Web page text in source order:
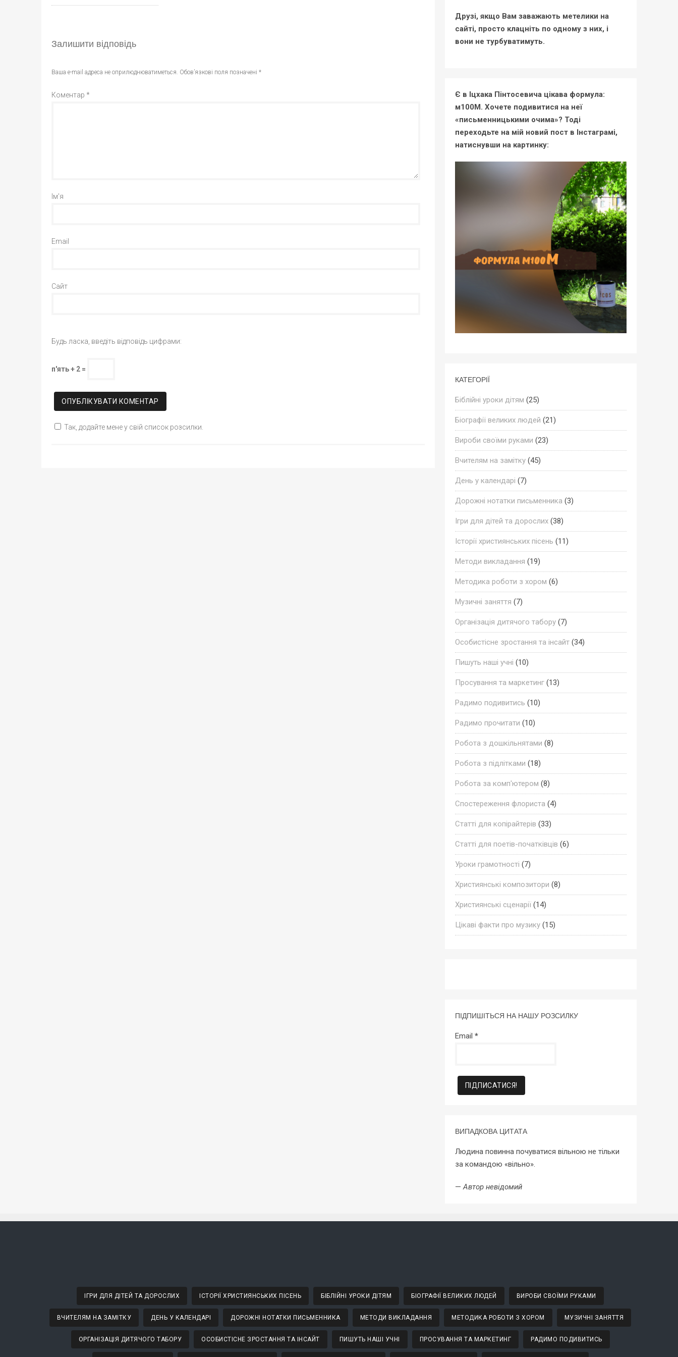
Залишити відповідь
Ваша e-mail адреса не оприлюднюватиметься. Обов’язкові поля позначені *
Коментар *
Ім'я
Email
Сайт
Будь ласка, введіть відповідь цифрами:
п'ять + 2 =
Так, додайте мене у свій список розсилки.
Друзі, якщо Вам заважають метелики на
сайті, просто клацніть по одному з них, і
вони не турбуватимуть.
Є в Іцхака Пінтосевича цікава формула:
м100М. Хочете подивитися на неї
«письменницькими очима»? Тоді
переходьте на мій новий пост в Інстаграмі,
натиснувши на картинку:
КАТЕГОРІЇ
Біблійні уроки дітям (25)
Біографії великих людей (21)
Вироби своїми руками (23)
Вчителям на замітку(45)
День у календарі (7)
Дорожні нотатки письменника (3)
Ігри для дітей та дорослих(38)
Історії християнських пісень (11)
Методи викладання (19)
Методика роботи з хором (6)
Музичні заняття (7)
Організація дитячого табору(7)
Особистісне зростання та інсайт(34)
Пишуть наші учні (10)
Просування та маркетинг(13)
Радимо подивитись (10)
Радимо прочитати (10)
Робота з дошкільнятами (8)
Робота з підлітками (18)
Робота за комп'ютером (8)
Спостереження флориста (4)
Статті для копірайтерів (33)
Статті для поетів-початківців (6)
Уроки грамотності (7)
Християнські композитори (8)
Християнські сценарії(14)
Цікаві факти про музику(15)
ПІДПИШІТЬСЯ НА НАШУ РОЗСИЛКУ
Email *
ВИПАДКОВА ЦИТАТА
Людина повинна почуватися вільною не тільки
за командою «вільно».
—Автор невідомий
ІГРИ ДЛЯ ДІТЕЙ ТА ДОРОСЛИХ ІСТОРІЇ ХРИСТИЯНСЬКИХ ПІСЕНЬ БІБЛІЙНІ УРОКИ ДІТЯМ БІОГРАФІЇ ВЕЛИКИХ ЛЮДЕЙ ВИРОБИ СВОЇМИ РУКАМИ
ВЧИТЕЛЯМ НА ЗАМІТКУ ДЕНЬ У КАЛЕНДАРІ ДОРОЖНІ НОТАТКИ ПИСЬМЕННИКА МЕТОДИ ВИКЛАДАННЯ МЕТОДИКА РОБОТИ З ХОРОМ МУЗИЧНІ ЗАНЯТТЯ
ОРГАНІЗАЦІЯ ДИТЯЧОГО ТАБОРУ ОСОБИСТІСНЕ ЗРОСТАННЯ ТА ІНСАЙТ ПИШУТЬ НАШІ УЧНІ ПРОСУВАННЯ ТА МАРКЕТИНГ РАДИМО ПОДИВИТИСЬ